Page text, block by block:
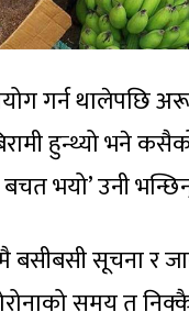
गर्न थालेपछि
हुन्थ्यो भने
भयो’ उनी
बसीबसी सूचना र
समय त